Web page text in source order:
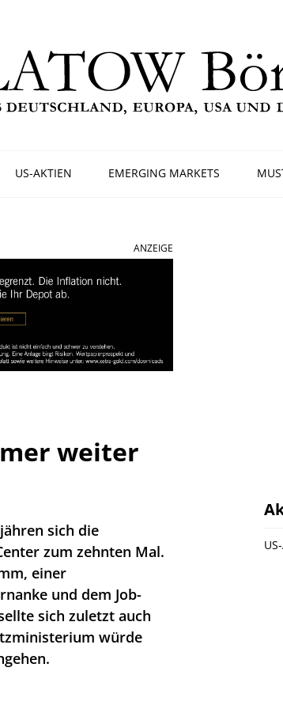
US-AKTIEN EMERGING MARKETS
ANZEIGE
weiter
sich die
zum zehnten Mal.
einer
und dem Job-
sich zuletzt auch
würde